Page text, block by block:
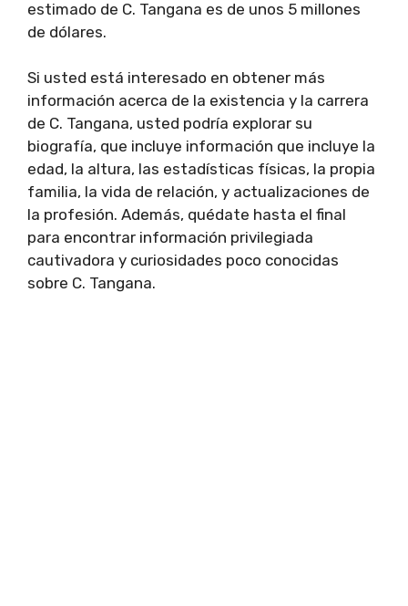
estimado de C. Tangana es de unos 5 millones
de dólares.
Si usted está interesado en obtener más
información acerca de la existencia y la carrera
de C. Tangana, usted podría explorar su
biografía, que incluye información que incluye la
edad, la altura, las estadísticas físicas, la propia
familia, la vida de relación, y actualizaciones de
la profesión. Además, quédate hasta el final
para encontrar información privilegiada
cautivadora y curiosidades poco conocidas
sobre C. Tangana.